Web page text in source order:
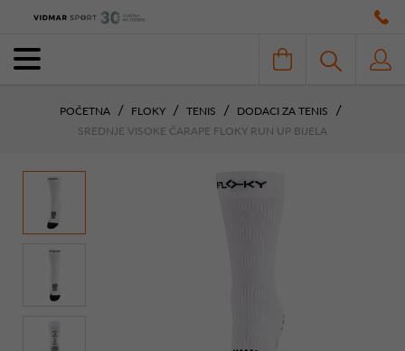
POČETNA FLOKY TENIS
DODACI ZA TENIS
SREDNJE VISOKE ČARAPE FLOKY RUN UP BIJELA